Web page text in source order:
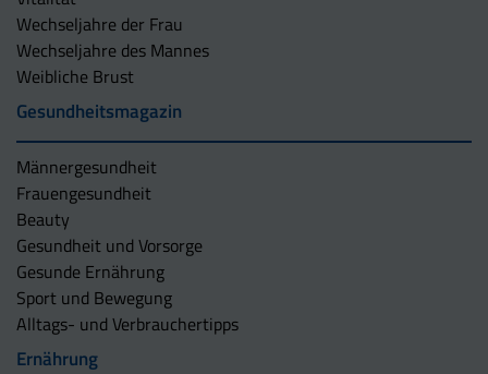
Wechseljahre der Frau
Wechseljahre des Mannes
Weibliche Brust
Gesundheitsmagazin
Männergesundheit
Frauengesundheit
Beauty
Gesundheit und Vorsorge
Gesunde Ernährung
Sport und Bewegung
Alltags- und Verbrauchertipps
Ernährung